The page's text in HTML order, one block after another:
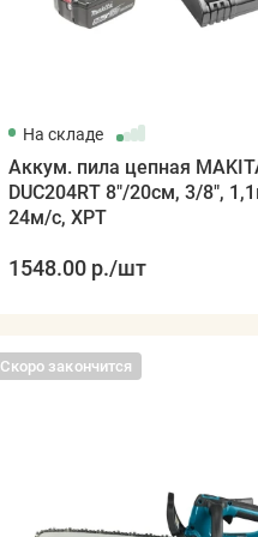
На складе
Аккум. пила цепная
DUC204RT 8"/20см, 3/8",
24м/с, XPT
1548.00 р./шт
Скоро закончится